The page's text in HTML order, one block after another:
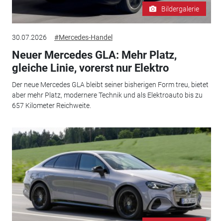
Bildergalerie
30.07.2026 #Mercedes-Handel
Neuer Mercedes GLA: Mehr Platz,
gleiche Linie, vorerst nur Elektro
Der neue Mercedes GLA bleibt seiner bisherigen Form treu, bietet
aber mehr Platz, modernere Technik und als Elektroauto bis zu
657 Kilometer Reichweite.